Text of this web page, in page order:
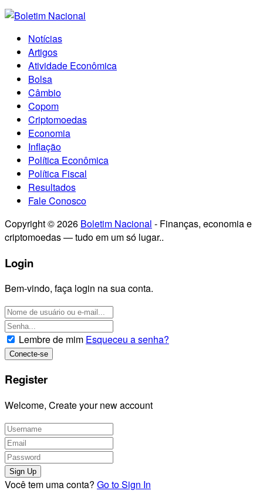
Notícias
Artigos
Atividade Econômica
Bolsa
Câmbio
Copom
Criptomoedas
Economia
Inflação
Política Econômica
Política Fiscal
Resultados
Fale Conosco
Copyright © 2026 Boletim Nacional - Finanças, economia e
criptomoedas — tudo em um só lugar..
Login
Bem-vindo, faça login na sua conta.
Lembre de mim Esqueceu a senha?
Register
Welcome, Create your new account
Você tem uma conta? Go to Sign In